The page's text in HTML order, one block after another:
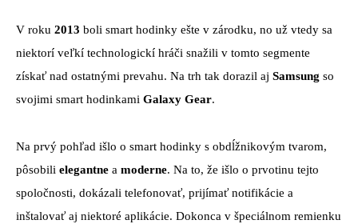
V roku 2013 boli smart hodinky ešte v zárodku, no už vtedy sa
niektorí veľkí technologickí hráči snažili v tomto segmente
získať nad ostatnými prevahu. Na trh tak dorazil aj Samsung so
svojimi smart hodinkami Galaxy Gear.
Na prvý pohľad išlo o smart hodinky s obdĺžnikovým tvarom,
pôsobili elegantne a moderne. Na to, že išlo o prvotinu tejto
spoločnosti, dokázali telefonovať, prijímať notifikácie a
inštalovať aj niektoré aplikácie. Dokonca v špeciálnom remienku